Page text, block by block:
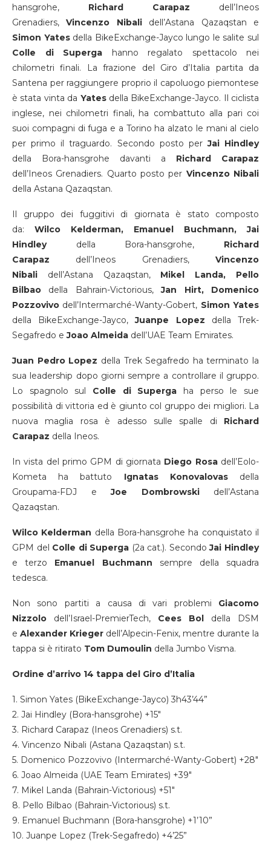
hansgrohe, Richard Carapaz dell’Ineos
Grenadiers,Vincenzo Nibalidell’Astana Qazaqstan e
Simon Yatesdella BikeExchange-Jayco lungo le salite sul
Colle di Superga hanno regalato spettacolo nei
chilometri finali. La frazione del Giro d’Italia partita da
Santena per raggiungere proprio il capoluogo piemontese
è stata vinta da Yatesdella BikeExchange-Jayco. Il ciclista
inglese, nei chilometri finali, ha combattuto alla pari coi
suoi compagni di fuga e a Torino ha alzato le mani al cielo
per primo il traguardo. Secondo posto perJai Hindley
della Bora-hansgrohe davanti a Richard Carapaz
dell’Ineos Grenadiers. Quarto posto per Vincenzo Nibali
della Astana Qazaqstan.
Il gruppo dei fuggitivi di giornata è stato composto
da: Wilco Kelderman, Emanuel Buchmann, Jai
Hindleydella Bora-hansgrohe, Richard
Carapaz dell’Ineos Grenadiers, Vincenzo
Nibali dell’Astana Qazaqstan, Mikel Landa, Pello
Bilbao della Bahrain-Victorious,Jan Hirt, Domenico
Pozzovivo dell’Intermarché-Wanty-Gobert, Simon Yates
della BikeExchange-Jayco,Juanpe Lopez della Trek-
Segafredo eJoao Almeida dell’UAE Team Emirates.
Juan Pedro Lopez della Trek Segafredo ha terminato la
sua leadership dopo giorni sempre a controllare il gruppo.
Lo spagnolo sul Colle di Superga ha perso le sue
possibilità di vittoria ed è giunto col gruppo dei migliori. La
nuova maglia rosa è adesso sulle spalle di Richard
Carapaz della Ineos.
In vista del primo GPM di giornata Diego Rosa dell’Eolo-
Kometa ha battuto Ignatas Konovalovas della
Groupama-FDJ eJoe Dombrowski dell’Astana
Qazaqstan.
Wilco Kelderman della Bora-hansgrohe ha conquistato il
GPM del Colle di Superga (2a cat.). SecondoJai Hindley
e terzo Emanuel Buchmann sempre della squadra
tedesca.
Non sono partiti a causa di vari problemi Giacomo
Nizzolo dell’Israel-PremierTech, Cees Bol della DSM
e Alexander Krieger dell’Alpecin-Fenix, mentre durante la
tappa si è ritirato Tom Dumoulin della Jumbo Visma.
Ordine d’arrivo 14 tappa del Giro d’Italia
1. Simon Yates (BikeExchange-Jayco) 3h43’44”
2. Jai Hindley (Bora-hansgrohe) +15″
3. Richard Carapaz (Ineos Grenadiers) s.t.
4. Vincenzo Nibali (Astana Qazaqstan) s.t.
5. Domenico Pozzovivo (Intermarché-Wanty-Gobert) +28″
6. Joao Almeida (UAE Team Emirates) +39″
7. Mikel Landa (Bahrain-Victorious) +51″
8. Pello Bilbao (Bahrain-Victorious) s.t.
9. Emanuel Buchmann (Bora-hansgrohe) +1’10”
10. Juanpe Lopez (Trek-Segafredo) +4’25”